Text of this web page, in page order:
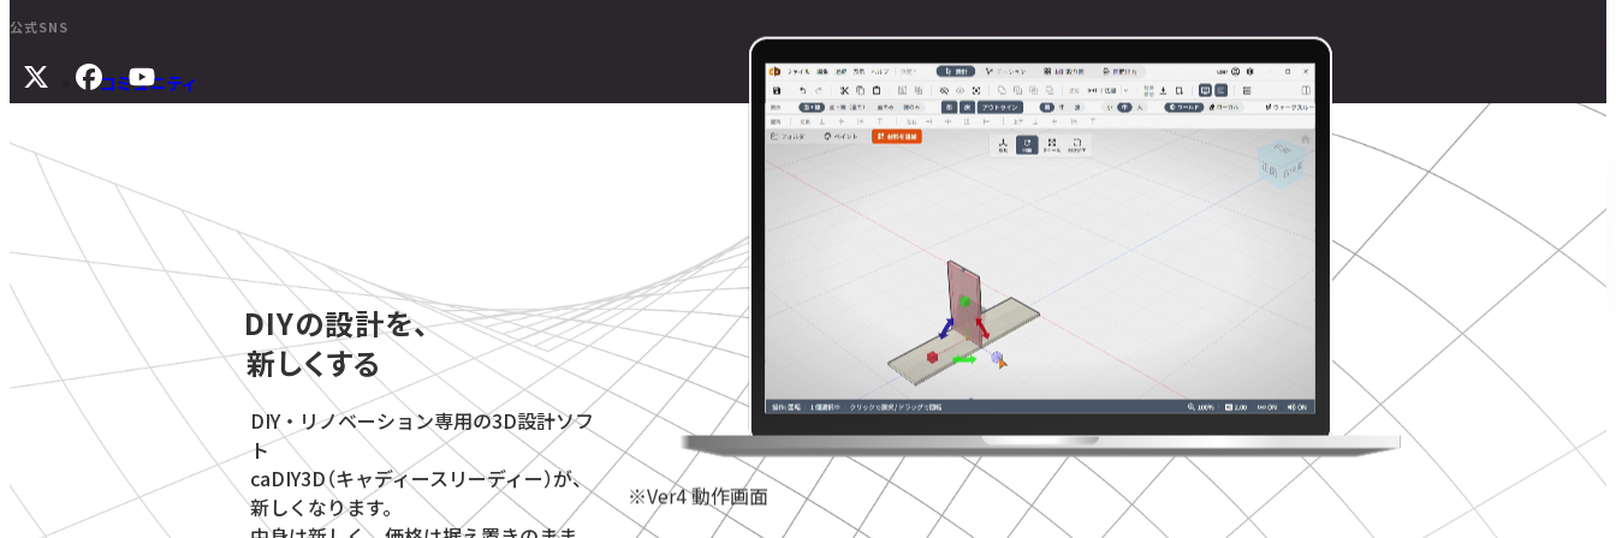
コミュニティ
よくある質問
マニュアル
旧バージョンダウンロード
ニュース
お問い合わせ
学校・教育機関向け 無料体験をはじめる
公式SNS
DIYの設計を、
新しくする
DIY・リノベーション専用の3D設計ソフ
ト
caDIY3D（キャディースリーディー）が、
新しくなります。
※Ver4 動作画面